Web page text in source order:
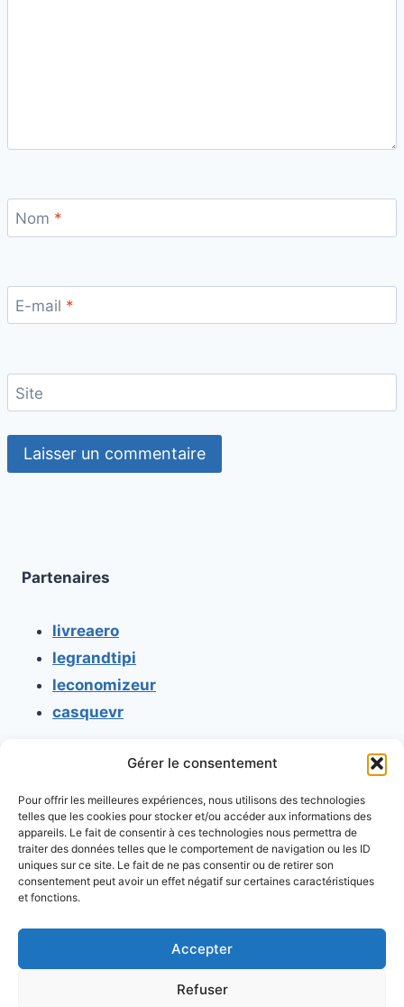
Gérer le consentement
Pour offrir les meilleures expériences, nous utilisons des technologies
telles que les cookies pour stocker et/ou accéder aux informations des
appareils. Le fait de consentir à ces technologies nous permettra de
traiter des données telles que le comportement de navigation ou les ID
uniques sur ce site. Le fait de ne pas consentir ou de retirer son
consentement peut avoir un effet négatif sur certaines caractéristiques
et fonctions.
Accepter
Refuser
Nom *
E-mail *
Site
Partenaires
livreaero
legrandtipi
leconomizeur
casquevr
Mentions légales
Conditions générales d'utilisation
Conditions générales de vente
Politique de cookies
Politique de confidentialité